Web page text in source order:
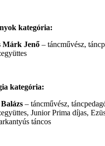
kategória:
Márk Jenő – táncművész,
kategória:
– táncművész,
Junior Prima díjas,
táncos